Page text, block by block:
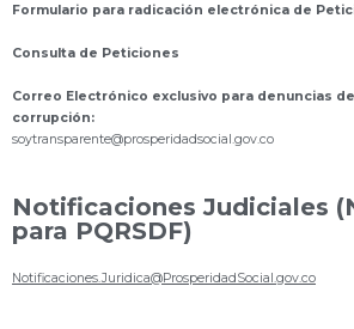
Formulario para radicación electrónica de
Consulta de Peticiones
Correo Electrónico exclusivo para denuncias
corrupción:
soytransparente@prosperidadsocial.gov.co
Notificaciones Judiciales
para PQRSDF)
Notificaciones.Juridica@ProsperidadSocial.gov.co